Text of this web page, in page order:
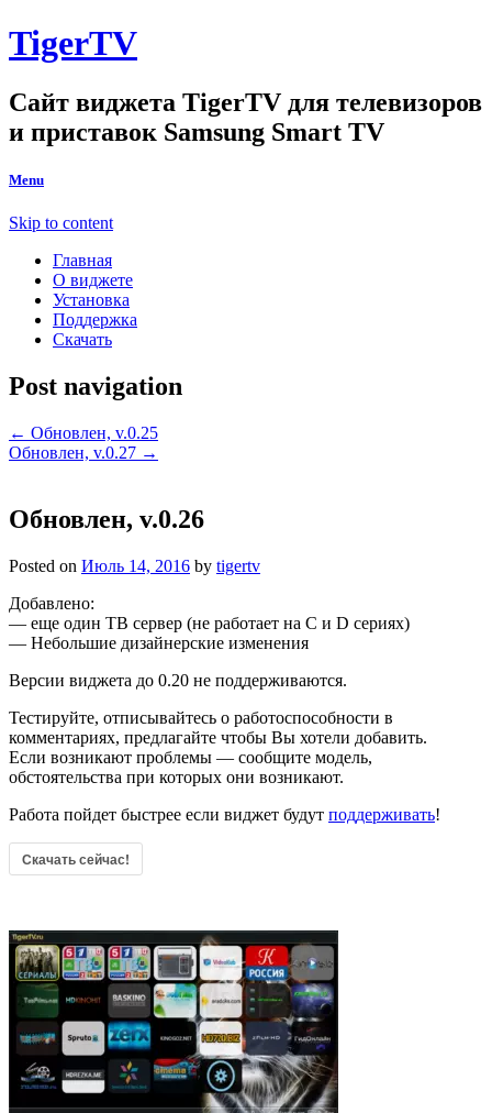
TigerTV
Сайт виджета TigerTV для телевизоров
и приставок Samsung Smart TV
Menu
Skip to content
Главная
О виджете
Установка
Поддержка
Скачать
Post navigation
← Обновлен, v.0.25
Обновлен, v.0.27 →
Обновлен, v.0.26
Posted on Июль 14, 2016 by tigertv
Добавлено:
— еще один ТВ сервер (не работает на С и D cериях)
— Небольшие дизайнерские изменения
Версии виджета до 0.20 не поддерживаются.
Тестируйте, отписывайтесь о работоспособности в
комментариях, предлагайте чтобы Вы хотели добавить.
Если возникают проблемы — сообщите модель,
обстоятельства при которых они возникают.
Работа пойдет быстрее если виджет будут поддерживать!
Скачать сейчас!